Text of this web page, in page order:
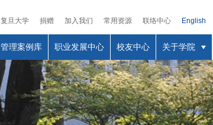
复旦大学 捐赠 加入我们 常用资源 联络中心 English
管理案例库 职业发展中心 校友中心 关于学院